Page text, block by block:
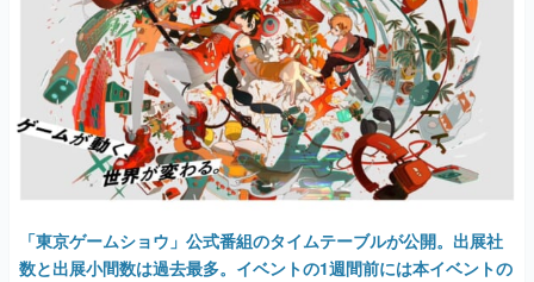
「東京ゲームショウ」公式番組のタイムテーブルが公開。出展社
数と出展小間数は過去最多。イベントの1週間前には本イベントの